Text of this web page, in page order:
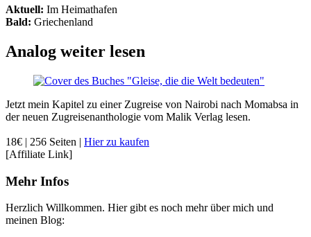
Aktuell: Im Heimathafen
Bald: Griechenland
Analog weiter lesen
Jetzt mein Kapitel zu einer Zugreise von Nairobi nach Momabsa in
der neuen Zugreisenanthologie vom Malik Verlag lesen.
18€ | 256 Seiten | Hier zu kaufen
[Affiliate Link]
Mehr Infos
Herzlich Willkommen. Hier gibt es noch mehr über mich und
meinen Blog: